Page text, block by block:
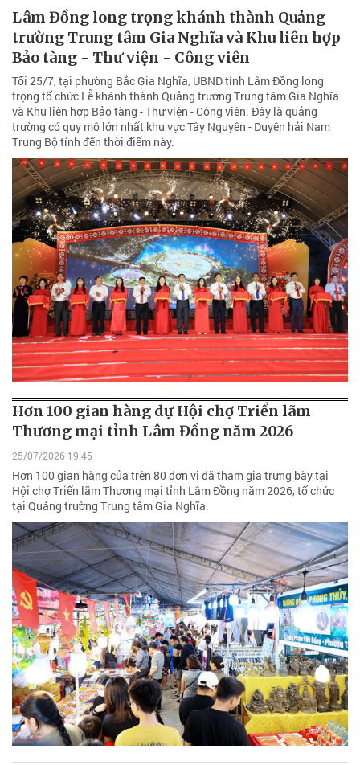
Lâm Đồng long trọng khánh thành Quảng
trường Trung tâm Gia Nghĩa và Khu liên hợp
Bảo tàng - Thư viện - Công viên
Tối 25/7, tại phường Bắc Gia Nghĩa, UBND tỉnh Lâm Đồng long
trọng tổ chức Lễ khánh thành Quảng trường Trung tâm Gia Nghĩa
và Khu liên hợp Bảo tàng - Thư viện - Công viên. Đây là quảng
trường có quy mô lớn nhất khu vực Tây Nguyên - Duyên hải Nam
Trung Bộ tính đến thời điểm này.
Hơn 100 gian hàng dự Hội chợ Triển lãm
Thương mại tỉnh Lâm Đồng năm 2026
25/07/2026 19:45
Hơn 100 gian hàng của trên 80 đơn vị đã tham gia trưng bày tại
Hội chợ Triển lãm Thương mại tỉnh Lâm Đồng năm 2026, tổ chức
tại Quảng trường Trung tâm Gia Nghĩa.